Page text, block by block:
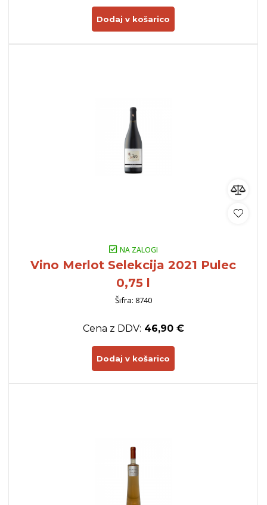
Dodaj v košarico
NA ZALOGI
Vino Merlot Selekcija 2021 Pulec
0,75 l
Šifra: 8740
Cena z DDV: 46,90 €
Dodaj v košarico